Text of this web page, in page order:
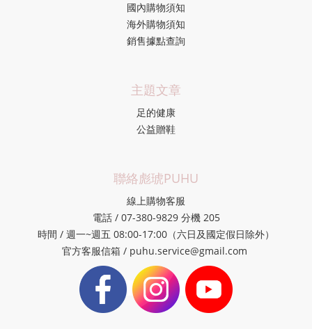
國內購物須知
海外購物須知
銷售據點查詢
主題文章
足的健康
公益贈鞋
聯絡彪琥PUHU
線上購物客服
電話 / 07-380-9829 分機 205
時間 / 週一~週五 08:00-17:00（六日及國定假日除外）
官方客服信箱 / puhu.service@gmail.com